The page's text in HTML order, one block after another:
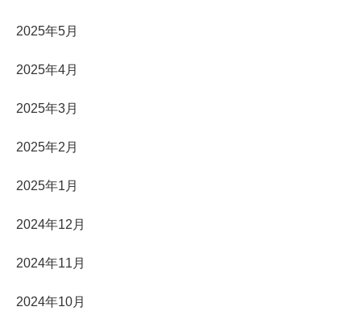
2025年5月
2025年4月
2025年3月
2025年2月
2025年1月
2024年12月
2024年11月
2024年10月